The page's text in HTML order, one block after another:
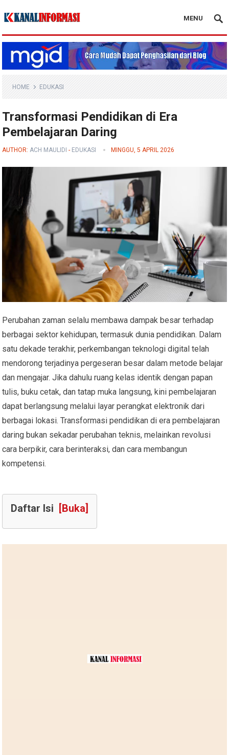
Blog Kanal Info
MENU
HOME EDUKASI
Transformasi Pendidikan di Era
Pembelajaran Daring
AUTHOR:ACH MAULIDI - EDUKASI MINGGU, 5 APRIL 2026
Perubahan zaman selalu membawa dampak besar terhadap
berbagai sektor kehidupan, termasuk dunia pendidikan. Dalam
satu dekade terakhir, perkembangan teknologi digital telah
mendorong terjadinya pergeseran besar dalam metode belajar
dan mengajar. Jika dahulu ruang kelas identik dengan papan
tulis, buku cetak, dan tatap muka langsung, kini pembelajaran
dapat berlangsung melalui layar perangkat elektronik dari
berbagai lokasi. Transformasi pendidikan di era pembelajaran
daring bukan sekadar perubahan teknis, melainkan revolusi
cara berpikir, cara berinteraksi, dan cara membangun
kompetensi.
Daftar Isi [Buka]